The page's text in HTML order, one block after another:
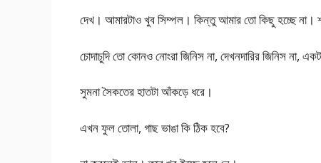
দেখ। আমারটাও খুব সিম্পল। কিন্তু আমার তো কিছু হচ্ছে না।
চোদাচুদি তো কোনও নোংরা জিনিস না, দেখনদারির জিনিস না,
সুমনা সৈকতের হাতটা আঁকড়ে ধরে।
এখন ফুল তোলা, গাছ ভাঙা কি ঠিক হবে?